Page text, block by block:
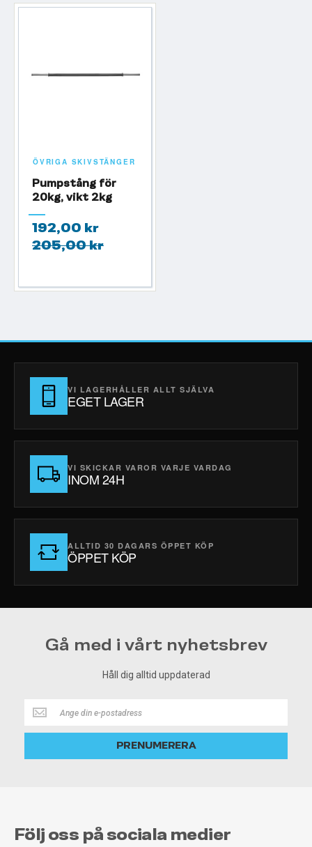
ÖVRIGA SKIVSTÄNGER
Pumpstång för
20kg, vikt 2kg
192,00 kr
205,00 kr
VI LAGERHÅLLER ALLT SJÄLVA
EGET LAGER
VI SKICKAR VAROR VARJE VARDAG
INOM 24H
ALLTID 30 DAGARS ÖPPET KÖP
ÖPPET KÖP
Gå med i vårt nyhetsbrev
Håll dig alltid uppdaterad
Håll
dig
alltid
PRENUMERERA
Följ oss på sociala medier